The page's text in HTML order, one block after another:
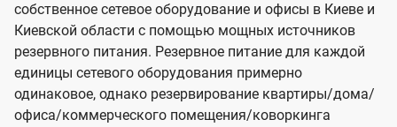
собственное сетевое оборудование и офисы в Киеве и
Киевской области с помощью мощных источников
резервного питания. Резервное питание для каждой
единицы сетевого оборудования примерно
одинаковое, однако резервирование квартиры/дома/
офиса/коммерческого помещения/коворкинга